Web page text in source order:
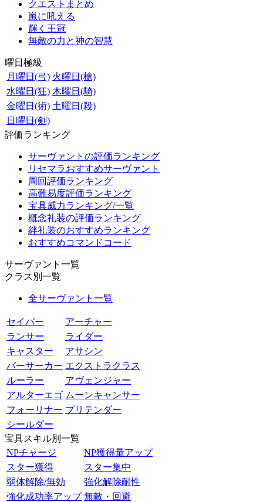
クエストまとめ
嵐に吼える
輝く王冠
無敵の力と神の智慧
曜日極級
月曜日(弓) 火曜日(槍)
水曜日(狂) 木曜日(騎)
金曜日(術) 土曜日(殺)
日曜日(剣)
評価ランキング
サーヴァントの評価ランキング
リセマラおすすめサーヴァント
周回評価ランキング
高難易度評価ランキング
宝具威力ランキング/一覧
概念礼装の評価ランキング
絆礼装のおすすめランキング
おすすめコマンドコード
サーヴァント一覧
クラス別一覧
全サーヴァント一覧
セイバー
アーチャー
ランサー
ライダー
キャスター
アサシン
バーサーカー エクストラクラス
ルーラー
アヴェンジャー
アルターエゴ ムーンキャンサー
フォーリナー プリテンダー
シールダー
宝具スキル別一覧
NPチャージ
NP獲得量アップ
スター獲得
スター集中
弱体解除/無効
強化解除耐性
強化成功率アップ 無敵・回避